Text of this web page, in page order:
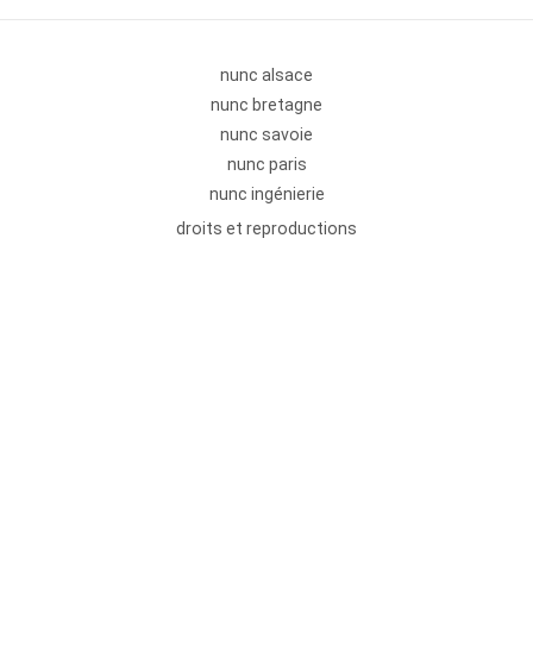
nunc alsace
nunc bretagne
nunc savoie
nunc paris
nunc ingénierie
droits et reproductions